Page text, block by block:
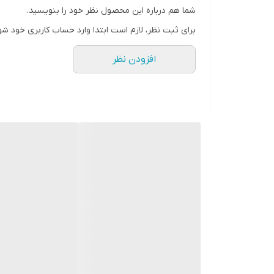
شما هم درباره این محصول نظر خود را بنویسید.
برای ثبت نظر، لازم است ابتدا وارد حساب کاربری خود
افزودن نظر